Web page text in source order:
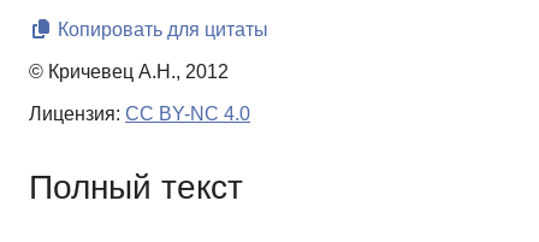
Копировать для цитаты
© Кричевец А.Н., 2012
Лицензия: CC BY-NC 4.0
Полный текст